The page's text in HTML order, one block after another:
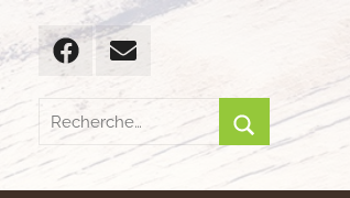
FacebookEmail
Recherche
pour
Rechercher